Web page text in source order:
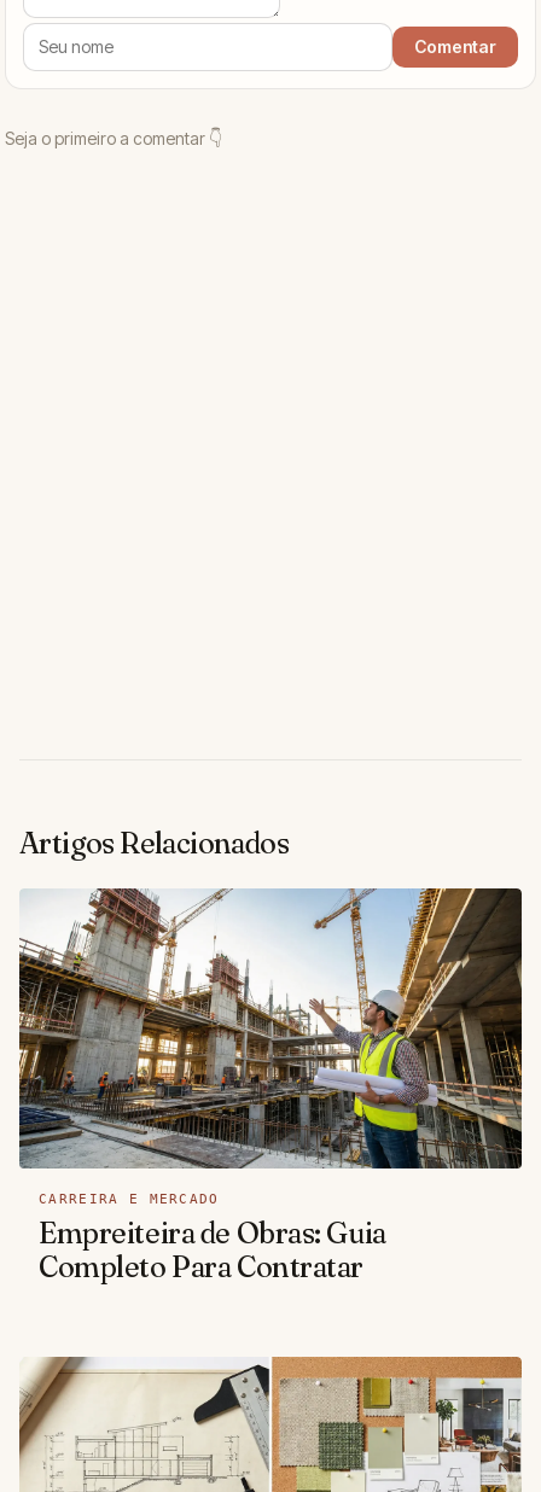
Artigos Relacionados
CARREIRA E MERCADO
Empreiteira de Obras: Guia
Completo Para Contratar